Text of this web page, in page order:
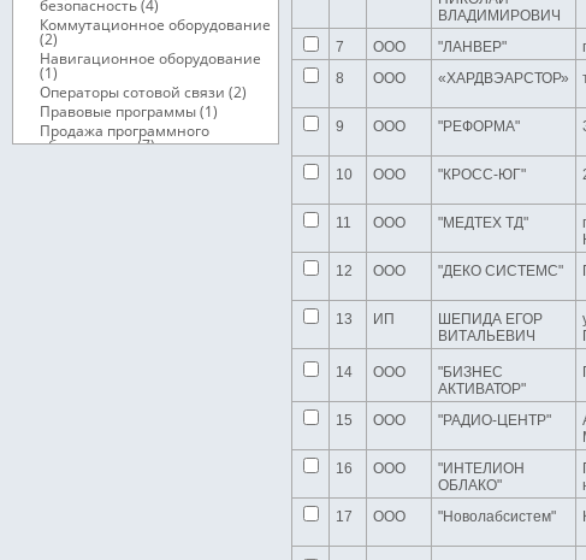
безопасность (4)
Коммутационное оборудование
(2)
Навигационное оборудование
(1)
Операторы сотовой связи (2)
Правовые программы (1)
Продажа программного
обеспечения (7)
ВЛАДИМИРОВИЧ
7 ООО "ЛАНВЕР"
8
ООО «ХАРДВЭАРСТОР»
9 ООО "РЕФОРМА"
10 ООО "КРОСС-ЮГ"
11 ООО "МЕДТЕХ ТД"
12 ООО "ДЕКО СИСТЕМС"
13 ИП
ШЕПИДА ЕГОР
ВИТАЛЬЕВИЧ
14 ООО
"БИЗНЕС
АКТИВАТОР"
15 ООО "РАДИО-ЦЕНТР"
16 ООО
"ИНТЕЛИОН
ОБЛАКО"
17 ООО "Новолабсистем"